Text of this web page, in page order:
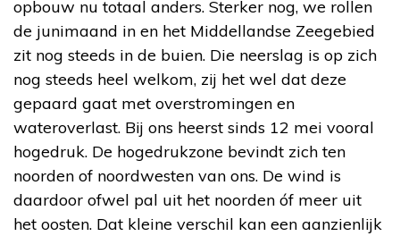
opbouw nu totaal anders. Sterker nog, we rollen
de junimaand in en het Middellandse Zeegebied
zit nog steeds in de buien. Die neerslag is op zich
nog steeds heel welkom, zij het wel dat deze
gepaard gaat met overstromingen en
wateroverlast. Bij ons heerst sinds 12 mei vooral
hogedruk. De hogedrukzone bevindt zich ten
noorden of noordwesten van ons. De wind is
daardoor ofwel pal uit het noorden óf meer uit
het oosten. Dat kleine verschil kan een aanzienlijk